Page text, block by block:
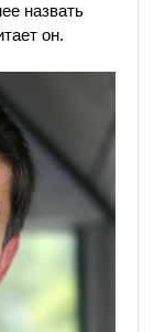
назвать
он.